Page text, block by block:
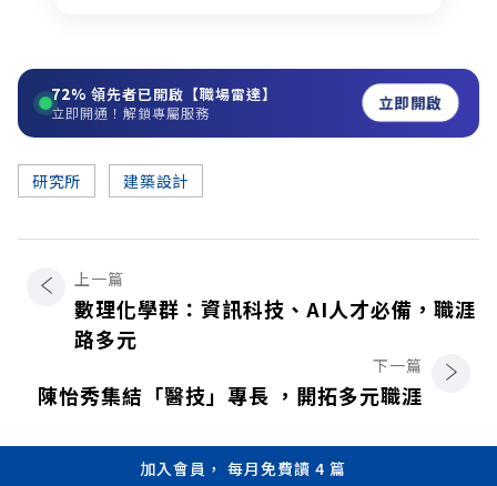
72% 領先者已開啟【職場雷達】
立即開通！解鎖專屬服務 立即開啟
研究所 建築設計
上一篇
數理化學群：資訊科技、AI人才必備，職涯
路多元
下一篇
陳怡秀集結「醫技」專長 ，開拓多元職涯
加入會員， 每月免費讀 4 篇